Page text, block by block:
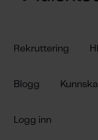
Rekruttering
Blogg
Logg inn